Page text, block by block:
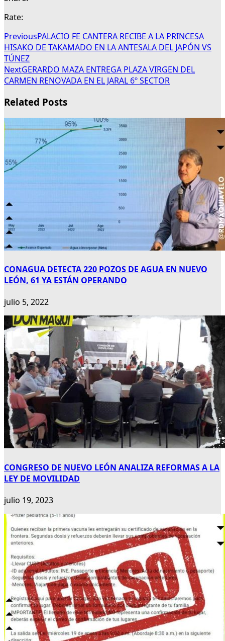
Rate:
PreviousPALACIO FE CANTERA RECIBE A LA PRINCESA
HISAKO DE TAKAMADO EN LA ANTESALA DEL JAPÓN VS
TÚNEZ
NextGERARDO MAZA ENTREGA PLAZA VIRGEN DEL
CARMEN RENOVADA EN EL JARAL 6º SECTOR
Related Posts
CONAGUA DETECTA 220 POZOS DE AGUA EN NUEVO
LEÓN, 61 YA ESTÁN OPERANDO
julio 5, 2022
CONGRESO DE NUEVO LEÓN ANALIZA REFORMAS A LA
LEY DE MOVILIDAD
julio 19, 2023